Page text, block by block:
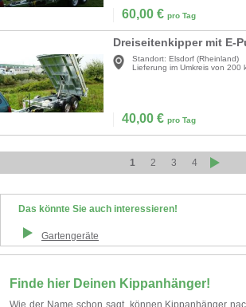
60,00 € pro Tag
Standort: Elsdorf (Rheinland)
Lieferung im Umkreis von 200
40,00 € pro Tag
1 2 3 4
Das könnte Sie auch interessieren!
Gartengeräte
Finde hier Deinen Kippanhänger!
Wie der Name schon sagt, können Kippanhänger